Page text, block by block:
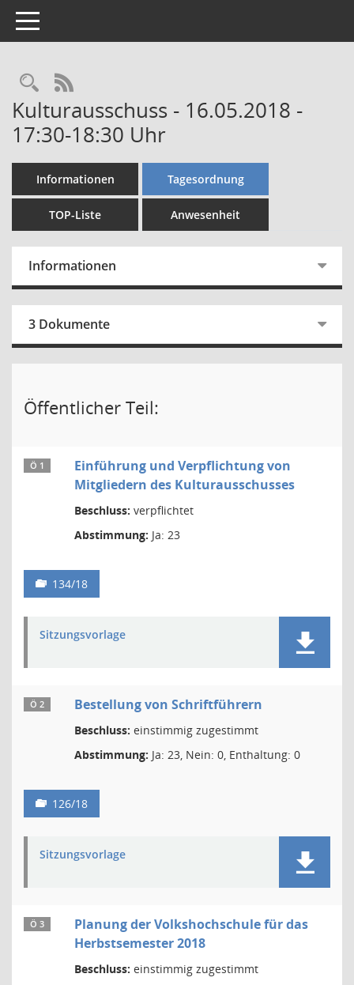
Toggle navigation
Rechercheauswahl
RSS-Feed
Kulturausschuss - 16.05.2018 -
17:30-18:30 Uhr
Informationen Tagesordnung
TOP-Liste Anwesenheit
Informationen
3 Dokumente
Öffentlicher Teil:
Ö 1
Einführung und Verpflichtung von
Mitgliedern des Kulturausschusses
Beschluss: verpflichtet
Abstimmung: Ja: 23
134/18
Sitzungsvorlage
Ö 2 Bestellung von Schriftführern
Beschluss: einstimmig zugestimmt
Abstimmung: Ja: 23, Nein: 0, Enthaltung: 0
126/18
Sitzungsvorlage
Ö 3
Planung der Volkshochschule für das
Herbstsemester 2018
Beschluss: einstimmig zugestimmt